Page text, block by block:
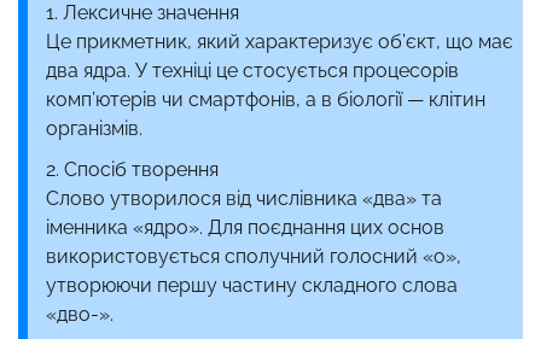
Лексичне значення
Це прикметник, який характеризує об’єкт, що має
два ядра. У техніці це стосується процесорів
комп’ютерів чи смартфонів, а в біології — клітин
організмів.
Спосіб творення
Слово утворилося від числівника «два» та
іменника «ядро». Для поєднання цих основ
використовується сполучний голосний «о»,
утворюючи першу частину складного слова
«дво-».